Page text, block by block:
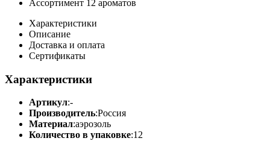
Ассортимент 12 ароматов
Характеристики
Описание
Доставка и оплата
Сертификаты
Характеристики
Артикул:-
Производитель:Россия
Материал:аэрозоль
Количество в упаковке:12